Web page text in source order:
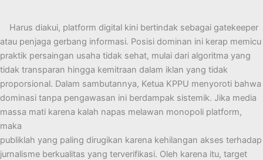
Harus diakui, platform digital kini bertindak sebagai gatekeeper
atau penjaga gerbang informasi. Posisi dominan ini kerap memicu
praktik persaingan usaha tidak sehat, mulai dari algoritma yang
tidak transparan hingga kemitraan dalam iklan yang tidak
proporsional. Dalam sambutannya, Ketua KPPU menyoroti bahwa
dominasi tanpa pengawasan ini berdampak sistemik. Jika media
massa mati karena kalah napas melawan monopoli platform,
maka
publiklah yang paling dirugikan karena kehilangan akses terhadap
jurnalisme berkualitas yang terverifikasi. Oleh karena itu, target